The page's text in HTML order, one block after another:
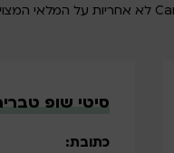
סיטי שופ
כתובת: